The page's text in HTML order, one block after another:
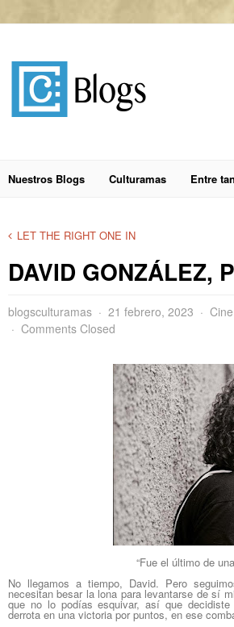
Nuestros Blogs Culturamas Entre
LET THE RIGHT ONE IN
DAVID GONZÁLEZ,
blogsculturamas 21 febrero, 2023
Comments Closed
“Fue el último de
No llegamos a tiempo, David. Pero
necesitan besar la lona para levantarse de sí
que no lo podías esquivar, así que
derrota en una victoria por puntos, en ese